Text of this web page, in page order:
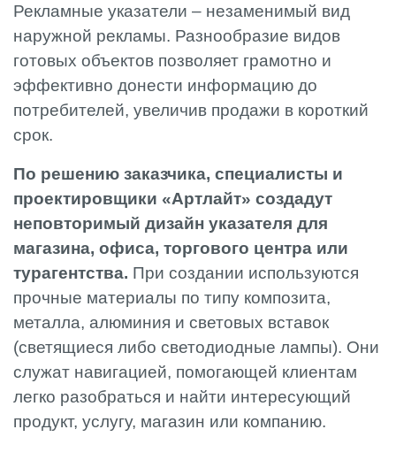
Рекламные указатели ‒ незаменимый вид
наружной рекламы. Разнообразие видов
готовых объектов позволяет грамотно и
эффективно донести информацию до
потребителей, увеличив продажи в короткий
срок.
По решению заказчика, специалисты и
проектировщики «Артлайт» создадут
неповторимый дизайн указателя для
магазина, офиса, торгового центра или
турагентства. При создании используются
прочные материалы по типу композита,
металла, алюминия и световых вставок
(светящиеся либо светодиодные лампы). Они
служат навигацией, помогающей клиентам
легко разобраться и найти интересующий
продукт, услугу, магазин или компанию.